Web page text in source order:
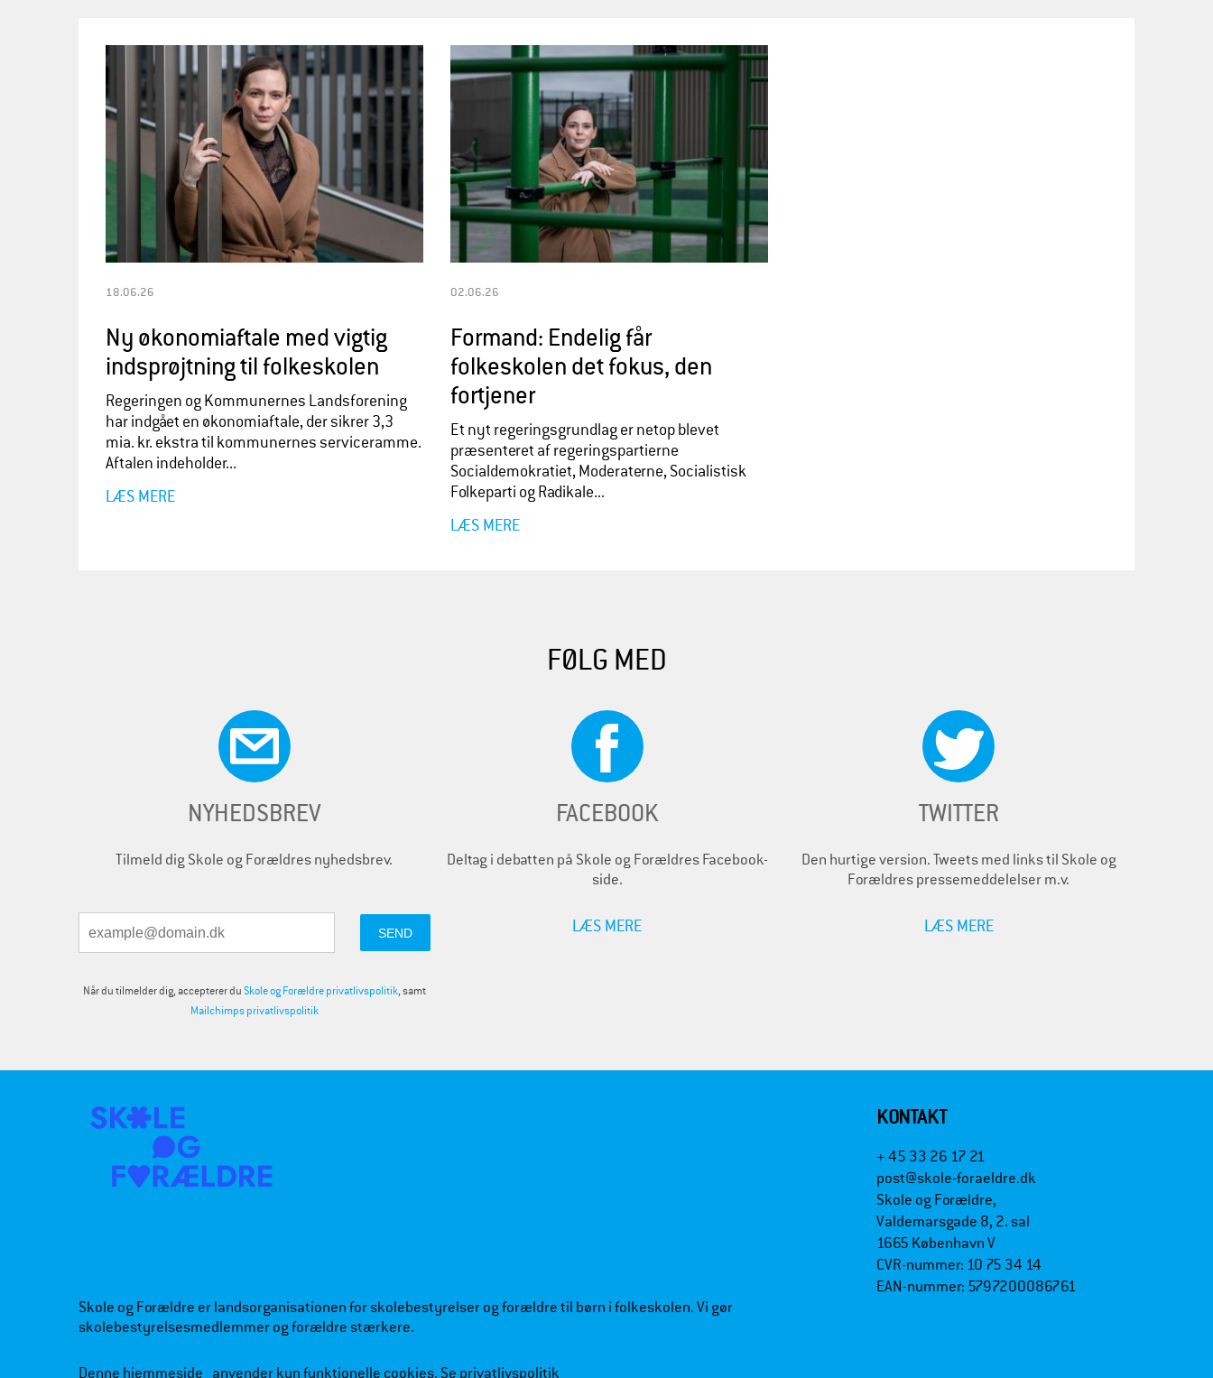
18.06.26
Ny økonomiaftale med vigtig
indsprøjtning til folkeskolen
Regeringen og Kommunernes Landsforening
har indgået en økonomiaftale, der sikrer 3,3
mia. kr. ekstra til kommunernes serviceramme.
Aftalen indeholder...
LÆS MERE
02.06.26
Formand: Endelig får
folkeskolen det fokus, den
fortjener
Et nyt regeringsgrundlag er netop blevet
præsenteret af regeringspartierne
Socialdemokratiet, Moderaterne, Socialistisk
Folkeparti og Radikale...
LÆS MERE
FØLG MED
NYHEDSBREV
Tilmeld dig Skole og Forældres nyhedsbrev.
Når du tilmelder dig, accepterer duSkole og Forældre privatlivspolitik, samt
Mailchimps privatlivspolitik
FACEBOOK
Deltag i debatten på Skole og Forældres Facebook-
side.
LÆS MERE
TWITTER
Den hurtige version. Tweets med links til Skole og
Forældres pressemeddelelser m.v.
LÆS MERE
KONTAKT
+ 45 33 26 17 21
post@skole-foraeldre.dk
Skole og Forældre,
Valdemarsgade 8, 2. sal
1665 København V
CVR-nummer: 10 75 34 14
EAN-nummer: 5797200086761
Skole og Forældre er landsorganisationen for skolebestyrelser og forældre til børn i folkeskolen. Vi gør
skolebestyrelsesmedlemmer og forældre stærkere.
Denne hjemmeside anvender kun funktionelle cookies. Se privatlivspolitik